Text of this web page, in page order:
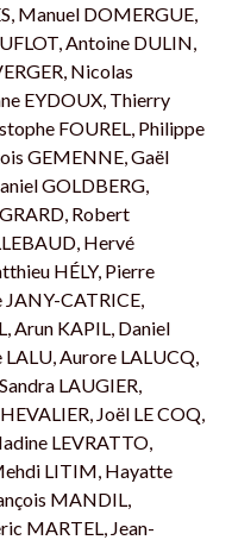
Manuel DOMERGUE,
Antoine DULIN,
Nicolas
EYDOUX, Thierry
FOUREL, Philippe
GEMENNE, Gaël
GOLDBERG,
Robert
Hervé
HÉLY, Pierre
CATRICE,
Arun KAPIL, Daniel
Aurore LALUCQ,
LAUGIER,
Joël LE COQ,
LEVRATTO,
LITIM, Hayatte
MANDIL,
MARTEL, Jean-